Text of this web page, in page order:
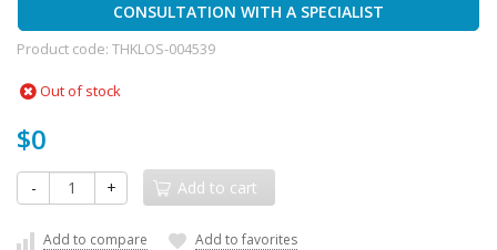
CONSULTATION WITH A SPECIALIST
Product code: THKLOS-004539
Out of stock
$0
- + Add to cart
Add to compare Add to favorites